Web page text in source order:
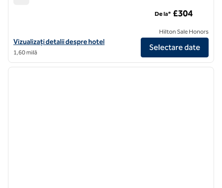
Vizualizați detaliile hotelului pentru BoTree London, Curio
Vizualizați detalii despre hotel
1,60 milă
De la* £304
Hilton Sale Honors
Selectare date
1/12
1 din 12